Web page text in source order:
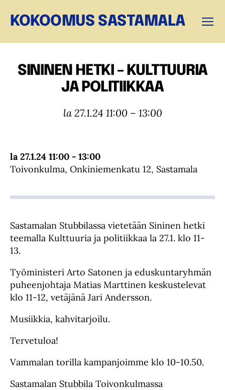
KOKOOMUS SASTAMALA
SININEN HETKI – KULTTUURIA
JA POLITIIKKAA
la 27.1.24 11:00 – 13:00
la 27.1.24 11:00 - 13:00
Toivonkulma, Onkiniemenkatu 12, Sastamala
Sastamalan Stubbilassa vietetään Sininen hetki
teemalla Kulttuuria ja politiikkaa la 27.1. klo 11-
13.
Työministeri Arto Satonen ja eduskuntaryhmän
puheenjohtaja Matias Marttinen keskustelevat
klo 11-12, vetäjänä Jari Andersson.
Musiikkia, kahvitarjoilu.
Tervetuloa!
Vammalan torilla kampanjoimme klo 10-10.50.
Sastamalan Stubbila Toivonkulmassa